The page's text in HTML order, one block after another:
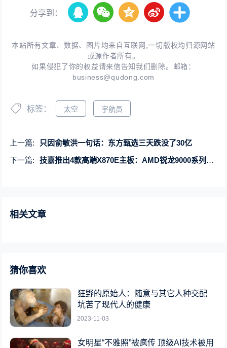
分享到：
本站所有文章、数据、图片均来自互联网,一切版权均归源网站
或源作者所有。
如果侵犯了你的权益请来信告知我们删除。邮箱：
business@qudong.com
标签： 太空 宇航员
上一篇:
只因俞敏洪一句话：东方甄选三天跌没了30亿
下一篇:
技嘉推出4款高端X870E主板：AMD锐龙9000系列最佳搭档
相关文章
猜你喜欢
狂野的原始人：随意与其它人种交配
坑苦了现代人的健康
2023-11-03
女明星“不雅照”被疯传 顶级AI技术被用